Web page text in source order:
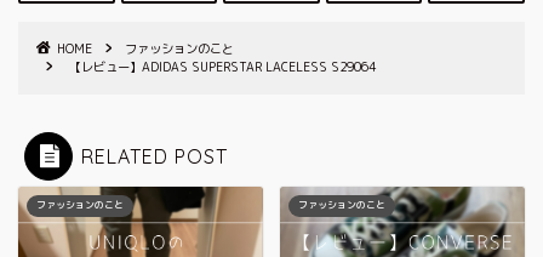
HOME
ファッションのこと
【レビュー】ADIDAS SUPERSTAR LACELESS S29064
RELATED POST
ファッションのこと ファッションのこと